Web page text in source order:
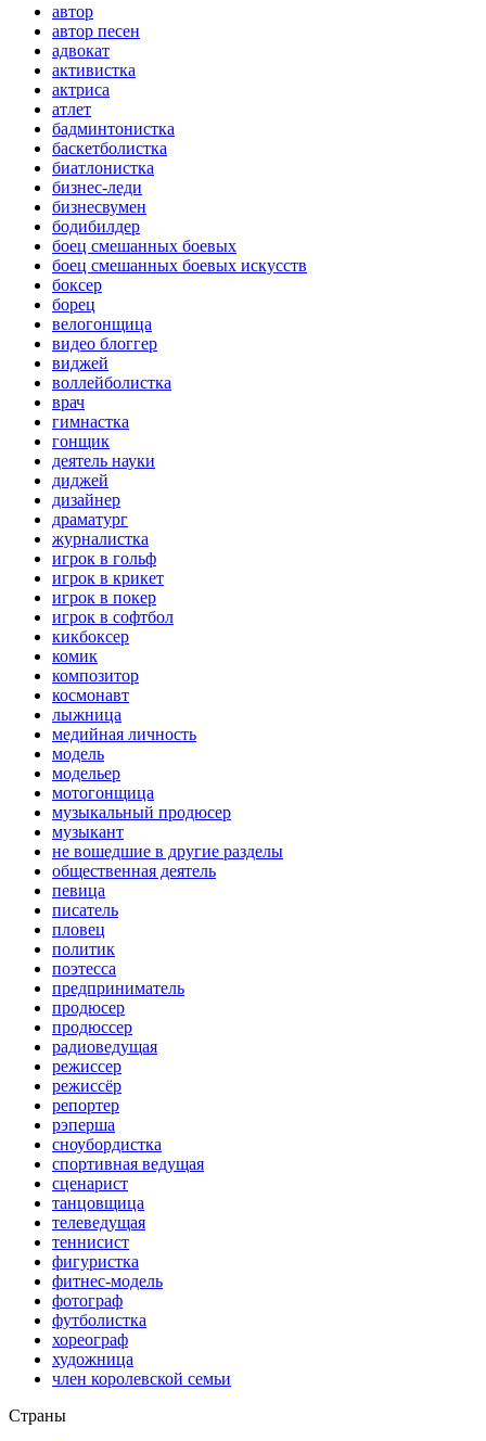
автор
автор песен
адвокат
активистка
актриса
атлет
бадминтонистка
баскетболистка
биатлонистка
бизнес-леди
бизнесвумен
бодибилдер
боец смешанных боевых
боец смешанных боевых искусств
боксер
борец
велогонщица
видео блоггер
виджей
воллейболистка
врач
гимнастка
гонщик
деятель науки
диджей
дизайнер
драматург
журналистка
игрок в гольф
игрок в крикет
игрок в покер
игрок в софтбол
кикбоксер
комик
композитор
космонавт
лыжница
медийная личность
модель
модельер
мотогонщица
музыкальный продюсер
музыкант
не вошедшие в другие разделы
общественная деятель
певица
писатель
пловец
политик
поэтесса
предприниматель
продюсер
продюссер
радиоведущая
режиссер
режиссёр
репортер
рэперша
сноубордистка
спортивная ведущая
сценарист
танцовщица
телеведущая
теннисист
фигуристка
фитнес-модель
фотограф
футболистка
хореограф
художница
член королевской семьи
Страны